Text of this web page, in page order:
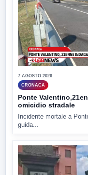
7 AGOSTO 2026
CRONACA
Ponte
omicidio stradale
Incidente mortale a
guida...